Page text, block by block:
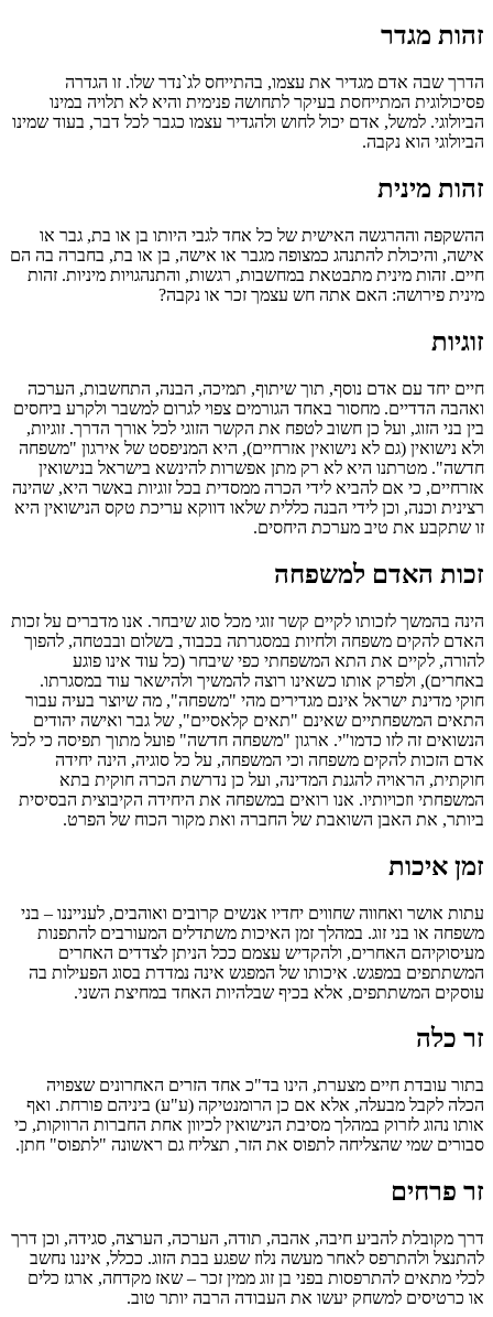
זהות מגדר
הדרך שבה אדם מגדיר את עצמו, בהתייחס לג`נדר שלו. זו הגדרה
פסיכולוגית המתייחסת בעיקר לתחושה פנימית והיא לא תלויה במינו
הביולוגי. למשל, אדם יכול לחוש ולהגדיר עצמו כגבר לכל דבר, בעוד שמינו
הביולוגי הוא נקבה.
זהות מינית
ההשקפה וההרגשה האישית של כל אחד לגבי היותו בן או בת, גבר או
אישה, והיכולת להתנהג כמצופה מגבר או אישה, בן או בת, בחברה בה הם
חיים. זהות מינית מתבטאת במחשבות, רגשות, והתנהגויות מיניות. זהות
מינית פירושה: האם אתה חש עצמך זכר או נקבה?
זוגיות
חיים יחד עם אדם נוסף, תוך שיתוף, תמיכה, הבנה, התחשבות, הערכה
ואהבה הדדיים. מחסור באחד הגורמים צפוי לגרום למשבר ולקרע ביחסים
בין בני הזוג, ועל כן חשוב לטפח את הקשר הזוגי לכל אורך הדרך. זוגיות,
ולא נישואין (גם לא נישואין אזרחיים), היא המניפסט של אירגון "משפחה
חדשה". מטרתנו היא לא רק מתן אפשרות להינשא בישראל בנישואין
אזרחיים, כי אם להביא לידי הכרה ממסדית בכל זוגיות באשר היא, שהינה
רצינית וכנה, וכן לידי הבנה כללית שלאו דווקא עריכת טקס הנישואין היא
זו שתקבע את טיב מערכת היחסים.
זכות האדם למשפחה
הינה בהמשך לזכותו לקיים קשר זוגי מכל סוג שיבחר. אנו מדברים על זכות
האדם להקים משפחה ולחיות במסגרתה בכבוד, בשלום ובבטחה, להפוך
להורה, לקיים את התא המשפחתי כפי שיבחר (כל עוד אינו פוגע
באחרים), ולפרק אותו כשאינו רוצה להמשיך ולהישאר עוד במסגרתו.
חוקי מדינת ישראל אינם מגדירים מהי "משפחה", מה שיוצר בעיה עבור
התאים המשפחתיים שאינם "תאים קלאסיים", של גבר ואישה יהודים
הנשואים זה לזו כדמו"י. ארגון "משפחה חדשה" פועל מתוך תפיסה כי לכל
אדם הזכות להקים משפחה וכי המשפחה, על כל סוגיה, הינה יחידה
חוקתית, הראויה להגנת המדינה, ועל כן נדרשת הכרה חוקית בתא
המשפחתי וזכויותיו. אנו רואים במשפחה את היחידה הקיבוצית הבסיסית
ביותר, את האבן השואבת של החברה ואת מקור הכוח של הפרט.
זמן איכות
עתות אושר ואחווה שחווים יחדיו אנשים קרובים ואוהבים, לענייננו – בני
משפחה או בני זוג. במהלך זמן האיכות משתדלים המעורבים להתפנות
מעיסוקיהם האחרים, ולהקדיש עצמם ככל הניתן לצדדים האחרים
המשתתפים במפגש. איכותו של המפגש אינה נמדדת בסוג הפעילות בה
עוסקים המשתתפים, אלא בכיף שבלהיות האחד במחיצת השני.
זר כלה
בתור עובדת חיים מצערת, הינו בד"כ אחד הזרים האחרונים שצפויה
הכלה לקבל מבעלה, אלא אם כן הרומנטיקה (ע"ע) ביניהם פורחת. ואף
אותו נהוג לזרוק במהלך מסיבת הנישואין לכיוון אחת החברות הרווקות, כי
סבורים שמי שהצליחה לתפוס את הזר, תצליח גם ראשונה "לתפוס" חתן.
זר פרחים
דרך מקובלת להביע חיבה, אהבה, תודה, הערכה, הערצה, סגידה, וכן דרך
להתנצל ולהתרפס לאחר מעשה נלוז שפגע בבת הזוג. ככלל, איננו נחשב
לכלי מתאים להתרפסות בפני בן זוג ממין זכר – שאז מקדחה, ארגז כלים
או כרטיסים למשחק יעשו את העבודה הרבה יותר טוב.